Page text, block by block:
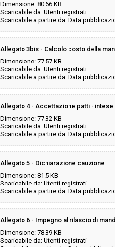
Dimensione: 80.66 KB
Scaricabile da: Utenti registrati
Scaricabile a partire da: Data
Allegato 3bis - Calcolo costo della
Dimensione: 77.57 KB
Scaricabile da: Utenti registrati
Scaricabile a partire da: Data
Allegato 4 - Accettazione patti -
Dimensione: 77.32 KB
Scaricabile da: Utenti registrati
Scaricabile a partire da: Data
Allegato 5 - Dichiarazione cauzione
Dimensione: 81.5 KB
Scaricabile da: Utenti registrati
Scaricabile a partire da: Data
Allegato 6 - Impegno al rilascio di
Dimensione: 78.39 KB
Scaricabile da: Utenti registrati